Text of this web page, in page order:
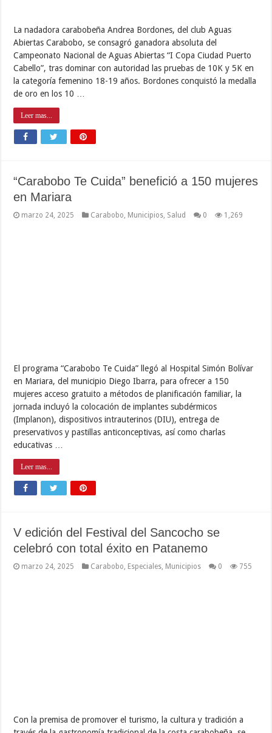
La nadadora carabobeña Andrea Bordones, del club Aguas
Abiertas Carabobo, se consagró ganadora absoluta del
Campeonato Nacional de Aguas Abiertas “I Copa Ciudad Puerto
Cabello”, tras dominar con autoridad las pruebas de 10K y 5K en
la categoría femenino 18-19 años. Bordones conquistó la medalla
de oro en los 10 …
Leer mas...
“Carabobo Te Cuida” benefició a 150 mujeres
en Mariara
marzo 24, 2025 Carabobo, Municipios, Salud 0 1,269
El programa “Carabobo Te Cuida” llegó al Hospital Simón Bolívar
en Mariara, del municipio Diego Ibarra, para ofrecer a 150
mujeres acceso gratuito a métodos de planificación familiar, la
jornada incluyó la colocación de implantes subdérmicos
(Implanon), dispositivos intrauterinos (DIU), entrega de
preservativos y pastillas anticonceptivas, así como charlas
educativas …
Leer mas...
V edición del Festival del Sancocho se
celebró con total éxito en Patanemo
marzo 24, 2025 Carabobo, Especiales, Municipios 0 755
Con la premisa de promover el turismo, la cultura y tradición a